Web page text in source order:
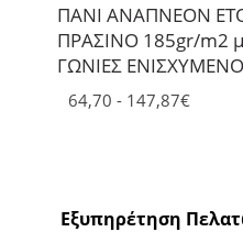
ΠΑΝΙ ΑΝΑΠΝΕΟΝ
ΠΡΑΣΙΝΟ 185gr/m2
ΓΩΝΙΕΣ ΕΝΙΣΧΥΜΕΝΟ
64,70 - 147,87€
Εξυπηρέτηση